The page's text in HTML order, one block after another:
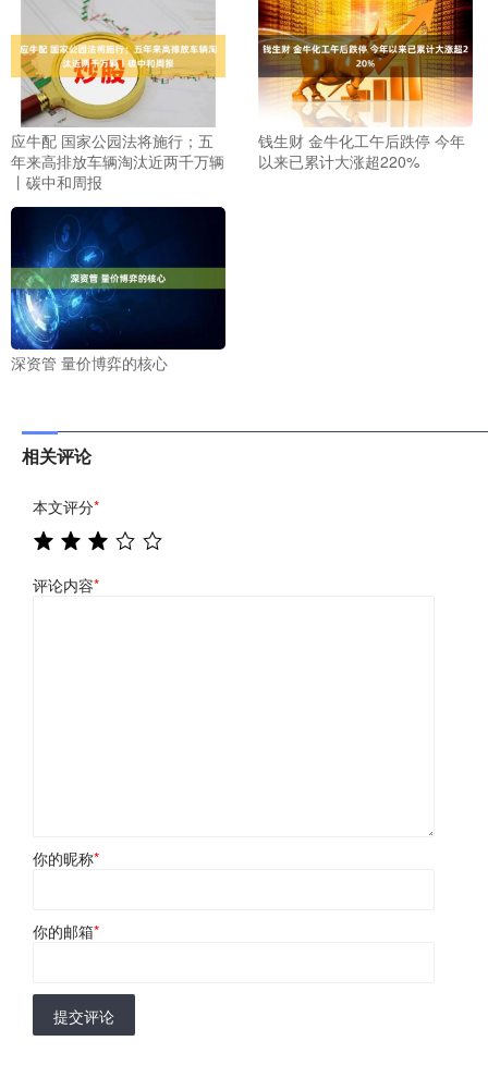
应牛配 国家公园法将施行；五
年来高排放车辆淘汰近两千万辆
丨碳中和周报
钱生财 金牛化工午后跌停 今年
以来已累计大涨超220%
深资管 量价博弈的核心
相关评论
本文评分*
评论内容*
你的昵称*
你的邮箱*
提交评论